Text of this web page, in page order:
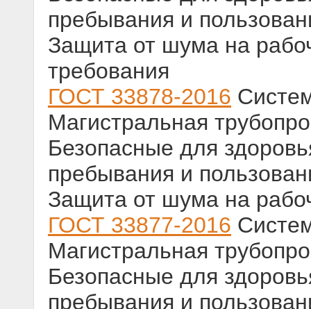
пребывания и
Защита от шума на
требования
ГОСТ 33878-2016
Магистральная
Безопасные для
пребывания и
Защита от шума на
ГОСТ 33877-2016
Магистральная
Безопасные для
пребывания и